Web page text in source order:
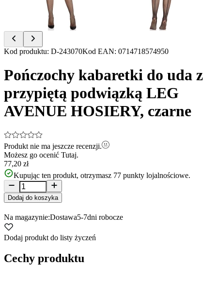
Item
of
Kod produktu: D-243070Kod EAN: 0714718574950
Pończochy kabaretki do uda z
przypiętą podwiązką LEG
AVENUE HOSIERY, czarne
Produkt nie ma jeszcze recenzji.
Możesz go ocenić Tutaj.
77,20 zł
Kupując ten produkt, otrzymasz 77 punkty lojalnościowe.
Dodaj do koszyka
Na magazynie:Dostawa5-7dni robocze
Dodaj produkt do listy życzeń
Cechy produktu